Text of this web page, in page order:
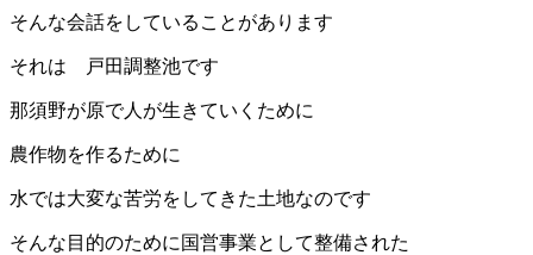
そんな会話をしていることがあります
それは 戸田調整池です
那須野が原で人が生きていくために
農作物を作るために
水では大変な苦労をしてきた土地なのです
そんな目的のために国営事業として整備された